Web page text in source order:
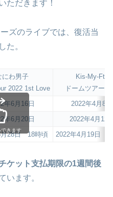
ただきます！
ズのライブでは、復活当
た。
にわ男子
2022 1st Love
Kis-My-Ft2
ドームツアー
年6月16日
2022年4月8日
年6月20日
2022年4月12
月28日 18時頃 2022年4月19日
できます
ケット支払期限の1週間後
います。